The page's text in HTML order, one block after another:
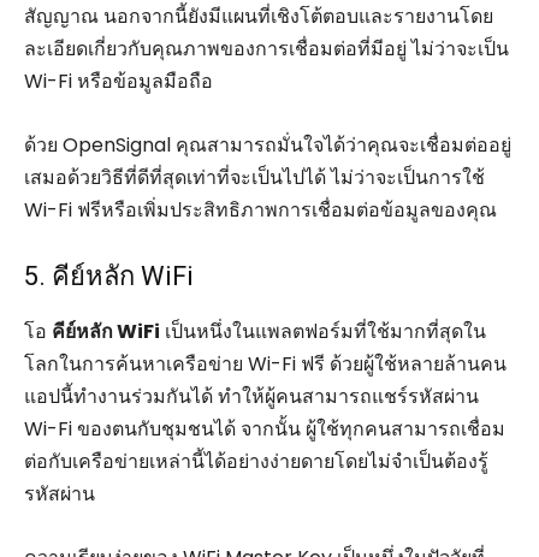
สัญญาณ นอกจากนี้ยังมีแผนที่เชิงโต้ตอบและรายงานโดย
ละเอียดเกี่ยวกับคุณภาพของการเชื่อมต่อที่มีอยู่ ไม่ว่าจะเป็น
Wi-Fi หรือข้อมูลมือถือ
ด้วย OpenSignal คุณสามารถมั่นใจได้ว่าคุณจะเชื่อมต่ออยู่
เสมอด้วยวิธีที่ดีที่สุดเท่าที่จะเป็นไปได้ ไม่ว่าจะเป็นการใช้
Wi-Fi ฟรีหรือเพิ่มประสิทธิภาพการเชื่อมต่อข้อมูลของคุณ
5. คีย์หลัก WiFi
โอ คีย์หลัก WiFi เป็นหนึ่งในแพลตฟอร์มที่ใช้มากที่สุดใน
โลกในการค้นหาเครือข่าย Wi-Fi ฟรี ด้วยผู้ใช้หลายล้านคน
แอปนี้ทำงานร่วมกันได้ ทำให้ผู้คนสามารถแชร์รหัสผ่าน
Wi-Fi ของตนกับชุมชนได้ จากนั้น ผู้ใช้ทุกคนสามารถเชื่อม
ต่อกับเครือข่ายเหล่านี้ได้อย่างง่ายดายโดยไม่จำเป็นต้องรู้
รหัสผ่าน